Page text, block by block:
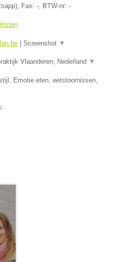
, Fax: -, BTW-nr: -
Screenshot ▼
Vlaanderen, Nederland ▼
Emotie eten, eetstoornissen,